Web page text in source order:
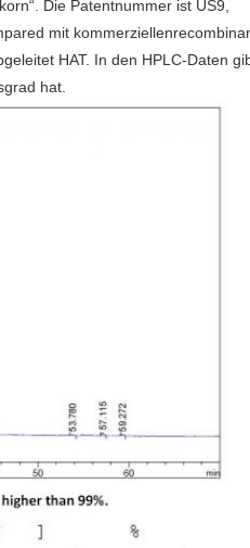
Die Patentnummer ist US9,
mit
HAT. In den HPLC-Daten
hat.